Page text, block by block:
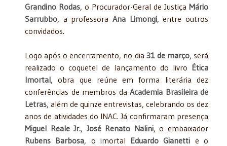
Grandino Rodas, o Procurador-Geral de Justiça Mário
Sarrubbo, a professora Ana Limongi, entre outros
convidados.
Logo após o encerramento, no dia 31 de março, será
realizado o coquetel de lançamento do livro Ética
Imortal, obra que reúne em forma literária dez
conferências de membros da Academia Brasileira de
Letras, além de quinze entrevistas, celebrando os dez
anos de atividades do INAC. Já confirmaram presença
Miguel Reale Jr., José Renato Nalini, o embaixador
Rubens Barbosa, o imortal Eduardo Gianetti e o